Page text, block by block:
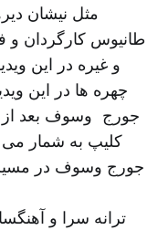
مثل نیشان
طانیوس کارگردان و
و غیره در این
چهره ها در این
جورج وسوف بعد از
کلیپ به شمار می
جورج وسوف در
ترانه سرا و